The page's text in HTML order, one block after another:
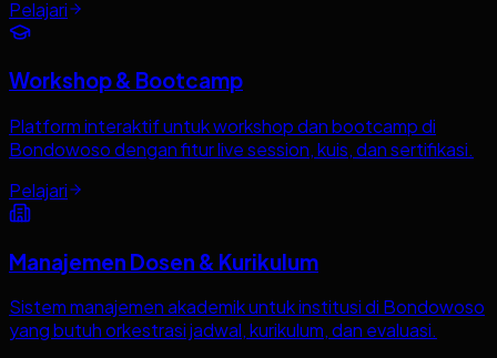
Pelajari
Workshop & Bootcamp
Platform interaktif untuk workshop dan bootcamp di
Bondowoso dengan fitur live session, kuis, dan sertifikasi.
Pelajari
Manajemen Dosen & Kurikulum
Sistem manajemen akademik untuk institusi di Bondowoso
yang butuh orkestrasi jadwal, kurikulum, dan evaluasi.